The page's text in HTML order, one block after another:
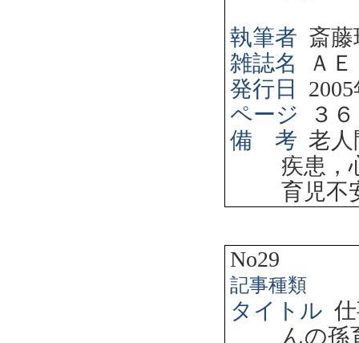
執筆者 斎
雑誌名
Ａ
発行日
2005
ページ
３
備 考 老人
疾患，
育児不
No29
記事種類
タイトル
んの